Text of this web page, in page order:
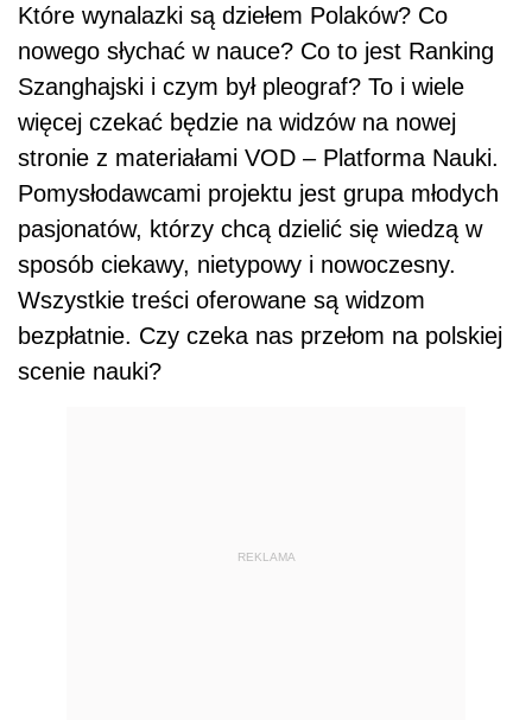
Które wynalazki są dziełem Polaków? Co
nowego słychać w nauce? Co to jest Ranking
Szanghajski i czym był pleograf? To i wiele
więcej czekać będzie na widzów na nowej
stronie z materiałami VOD – Platforma Nauki.
Pomysłodawcami projektu jest grupa młodych
pasjonatów, którzy chcą dzielić się wiedzą w
sposób ciekawy, nietypowy i nowoczesny.
Wszystkie treści oferowane są widzom
bezpłatnie. Czy czeka nas przełom na polskiej
scenie nauki?
REKLAMA